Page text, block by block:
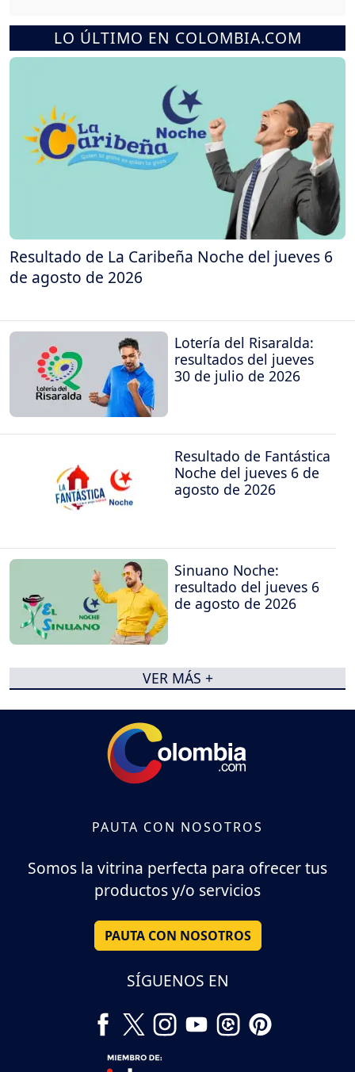
LO ÚLTIMO EN COLOMBIA.COM
Resultado de La Caribeña Noche del jueves 6
de agosto de 2026
Lotería del Risaralda:
resultados del jueves
30 de julio de 2026
Resultado de Fantástica
Noche del jueves 6 de
agosto de 2026
Sinuano Noche:
resultado del jueves 6
de agosto de 2026
VER MÁS +
PAUTA CON NOSOTROS
Somos la vitrina perfecta para ofrecer tus
productos y/o servicios
PAUTA CON NOSOTROS
SÍGUENOS EN